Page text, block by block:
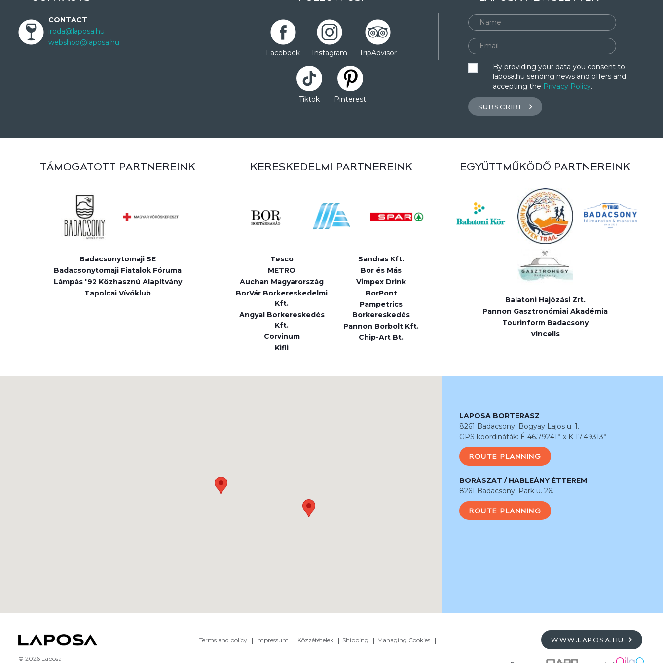
CONTACT
iroda@laposa.hu
webshop@laposa.hu
Facebook Instagram TripAdvisor
Tiktok Pinterest
By providing your data you consent to
laposa.hu sending news and offers and
accepting the Privacy Policy.
SUBSCRIBE
TÁMOGATOTT PARTNEREINK
Badacsonytomaji SE
Badacsonytomaji Fiatalok Fóruma
Lámpás '92 Közhasznú Alapítvány
Tapolcai Vívóklub
KERESKEDELMI PARTNEREINK
Tesco
METRO
Auchan Magyarország
BorVár Borkereskedelmi
Kft.
Angyal Borkereskedés
Kft.
Corvinum
Kifli
Sandras Kft.
Bor és Más
Vimpex Drink
BorPont
Pampetrics
Borkereskedés
Pannon Borbolt Kft.
Chip-Art Bt.
EGYÜTTMŰKÖDŐ PARTNEREINK
Balatoni Hajózási Zrt.
Pannon Gasztronómiai Akadémia
Tourinform Badacsony
Vincells
LAPOSA BORTERASZ
8261 Badacsony, Bogyay Lajos u. 1.
GPS koordináták: É 46.79241° x K 17.49313°
ROUTE PLANNING
BORÁSZAT / HABLEÁNY ÉTTEREM
8261 Badacsony, Park u. 26.
ROUTE PLANNING
Terms and policy Impressum Közzétételek Shipping Managing Cookies WWW.LAPOSA.HU
© 2026 Laposa